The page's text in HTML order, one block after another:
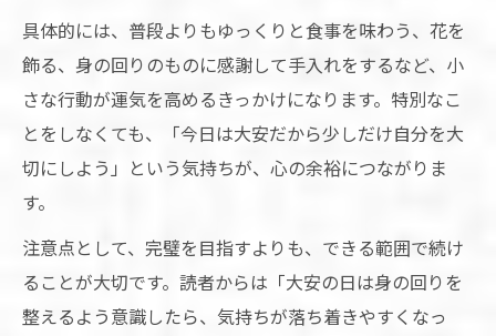
具体的には、普段よりもゆっくりと食事を味わう、花を
飾る、身の回りのものに感謝して手入れをするなど、小
さな行動が運気を高めるきっかけになります。特別なこ
とをしなくても、「今日は大安だから少しだけ自分を大
切にしよう」という気持ちが、心の余裕につながりま
す。
注意点として、完璧を目指すよりも、できる範囲で続け
ることが大切です。読者からは「大安の日は身の回りを
整えるよう意識したら、気持ちが落ち着きやすくなっ